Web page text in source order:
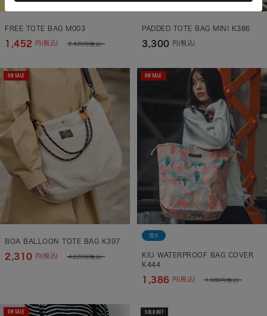
FREE TOTE BAG M003
1,452 円(税込) 2,420円(税込)
PADDED TOTE BAG MINI K386
3,300 円(税込)
ON SALE
BOA BALLOON TOTE BAG K397
2,310 円(税込) 4,620円(税込)
ON SALE
撥水
KIU WATERPROOF BAG COVER
K444
1,386 円(税込) 1,980円(税込)
ON SALE SOLD OUT